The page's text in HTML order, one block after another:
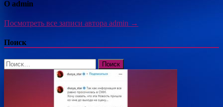
О admin
Посмотреть все записи автора admin →
Поиск
Найти: